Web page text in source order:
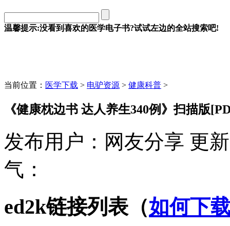
温馨提示:没看到喜欢的医学电子书?试试左边的全站搜索吧!
当前位置： 医学下载 > 电驴资源 > 健康科普 >
《健康枕边书 达人养生340例》扫描版
发布用户： 网友分享 更
气：
ed2k链接列表（如何下